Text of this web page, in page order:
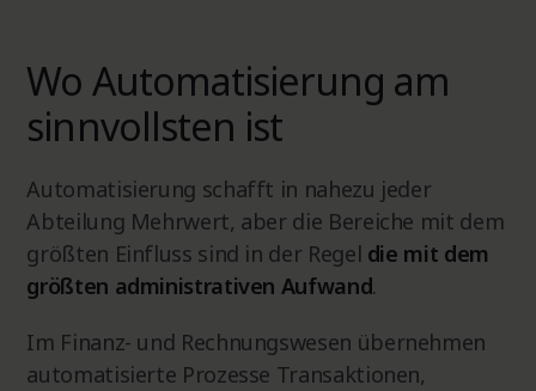
Wo Automatisierung am
sinnvollsten ist
Automatisierung schafft in nahezu jeder
Abteilung Mehrwert, aber die Bereiche mit dem
größten Einfluss sind in der Regel die mit dem
größten administrativen Aufwand.
Im Finanz- und Rechnungswesen übernehmen
automatisierte Prozesse Transaktionen,